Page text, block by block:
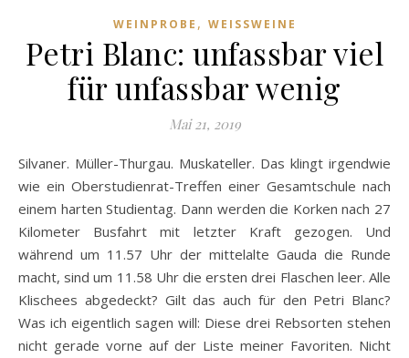
WEINPROBE , WEISSWEINE
Petri Blanc: unfassbar viel
für unfassbar wenig
Mai 21, 2019
Silvaner. Müller-Thurgau. Muskateller. Das klingt irgendwie
wie ein Oberstudienrat-Treffen einer Gesamtschule nach
einem harten Studientag. Dann werden die Korken nach 27
Kilometer Busfahrt mit letzter Kraft gezogen. Und
während um 11.57 Uhr der mittelalte Gauda die Runde
macht, sind um 11.58 Uhr die ersten drei Flaschen leer. Alle
Klischees abgedeckt? Gilt das auch für den Petri Blanc?
Was ich eigentlich sagen will: Diese drei Rebsorten stehen
nicht gerade vorne auf der Liste meiner Favoriten. Nicht